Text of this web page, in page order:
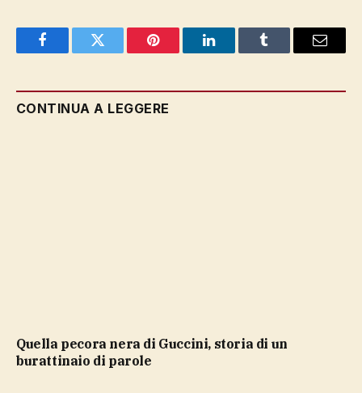
FacebookTwitter Pinterest LinkedInTumblr Email
CONTINUA A LEGGERE
Quella pecora nera di Guccini, storia di un
burattinaio di parole